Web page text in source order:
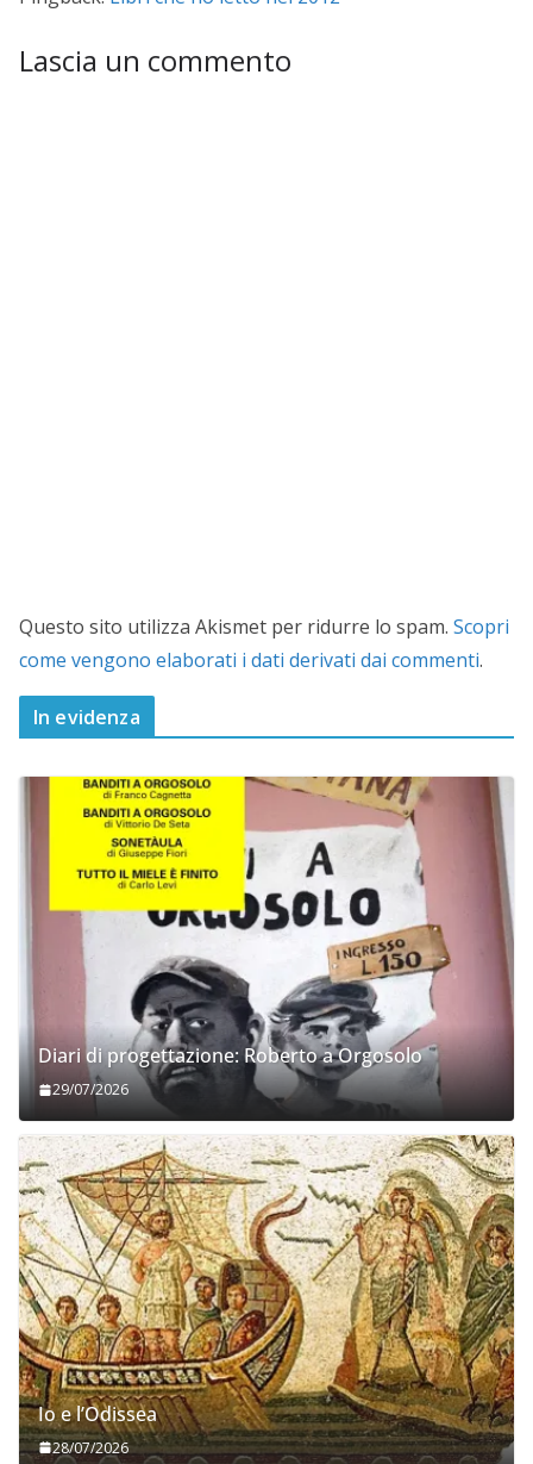
Lascia un commento
Questo sito utilizza Akismet per ridurre lo spam. Scopri
come vengono elaborati i dati derivati dai commenti.
In evidenza
Diari di progettazione: Roberto a Orgosolo
29/07/2026
Io e l’Odissea
28/07/2026